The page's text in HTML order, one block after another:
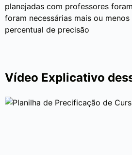
planejadas com professores
foram necessárias mais ou
percentual de precisão
Vídeo Explicativo